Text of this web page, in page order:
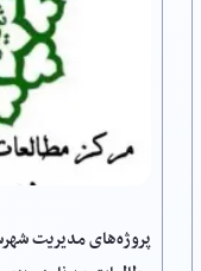
پروژه‌های مدیریت